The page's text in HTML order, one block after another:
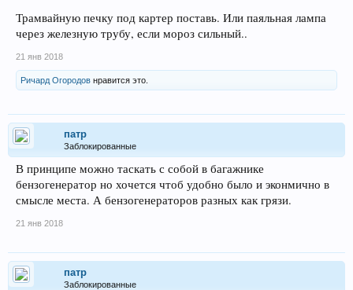
Трамвайную печку под картер поставь. Или паяльная лампа
через железную трубу, если мороз сильный..
21 янв 2018
Ричард Огородов нравится это.
патр
Заблокированные
В принципе можно таскать с собой в багажнике
бензогенератор но хочется чтоб удобно было и эконмично в
смысле места. А бензогенераторов разных как грязи.
21 янв 2018
патр
Заблокированные